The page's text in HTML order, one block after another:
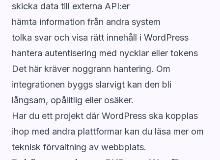
skicka data till externa API:er
hämta information från andra system
tolka svar och visa rätt innehåll i WordPress
hantera autentisering med nycklar eller tokens
Det här kräver noggrann hantering. Om
integrationen byggs slarvigt kan den bli
långsam, opålitlig eller osäker.
Har du ett projekt där WordPress ska kopplas
ihop med andra plattformar kan du läsa mer om
teknisk förvaltning av webbplats.